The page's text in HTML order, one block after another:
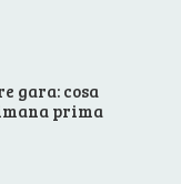
gara: cosa
prima